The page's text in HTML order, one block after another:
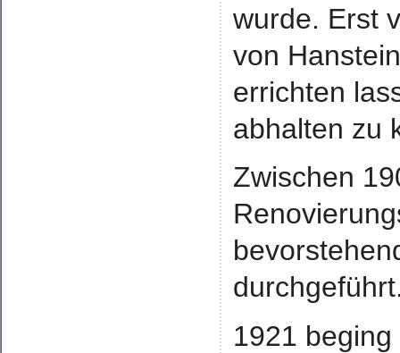
wurde. Erst
von
errichten
abhalten zu
Zwischen
1921